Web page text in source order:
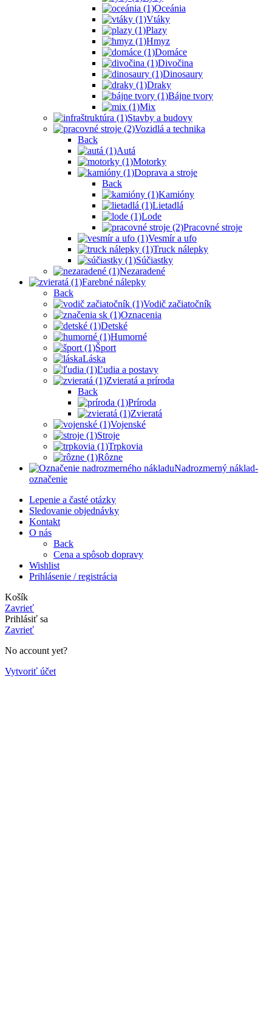
Oceánia
Vtáky
Plazy
Hmyz
Domáce
Divočina
Dinosaury
Draky
Bájne tvory
Mix
Stavby a budovy
Vozidlá a technika
Back
Autá
Motorky
Doprava a stroje
Back
Kamióny
Lietadlá
Lode
Pracovné stroje
Vesmír a ufo
Truck nálepky
Súčiastky
Nezaradené
Farebné nálepky
Back
Vodič začiatočník
Oznacenia
Detské
Humorné
Šport
Láska
Ľudia a postavy
Zvieratá a príroda
Back
Príroda
Zvieratá
Vojenské
Stroje
Trpkovia
Rôzne
Nadrozmerný náklad-
označenie
Lepenie a časté otázky
Sledovanie objednávky
Kontakt
O nás
Back
Cena a spôsob dopravy
Wishlist
Prihlásenie / registrácia
Košík
Zavrieť
Prihlásiť sa
Zavrieť
No account yet?
Vytvoriť účet